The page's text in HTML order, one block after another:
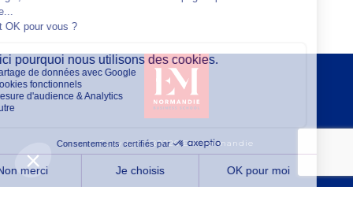
Copyright @2026 EM Normandie